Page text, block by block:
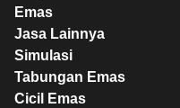
Emas
Jasa Lainnya
Simulasi
Tabungan Emas
Cicil Emas